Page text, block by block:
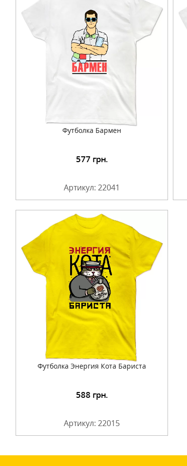
Футболка Бармен
577 грн.
Артикул: 22041
Подробнее
Футболка Энергия Кота Бариста
588 грн.
Артикул: 22015